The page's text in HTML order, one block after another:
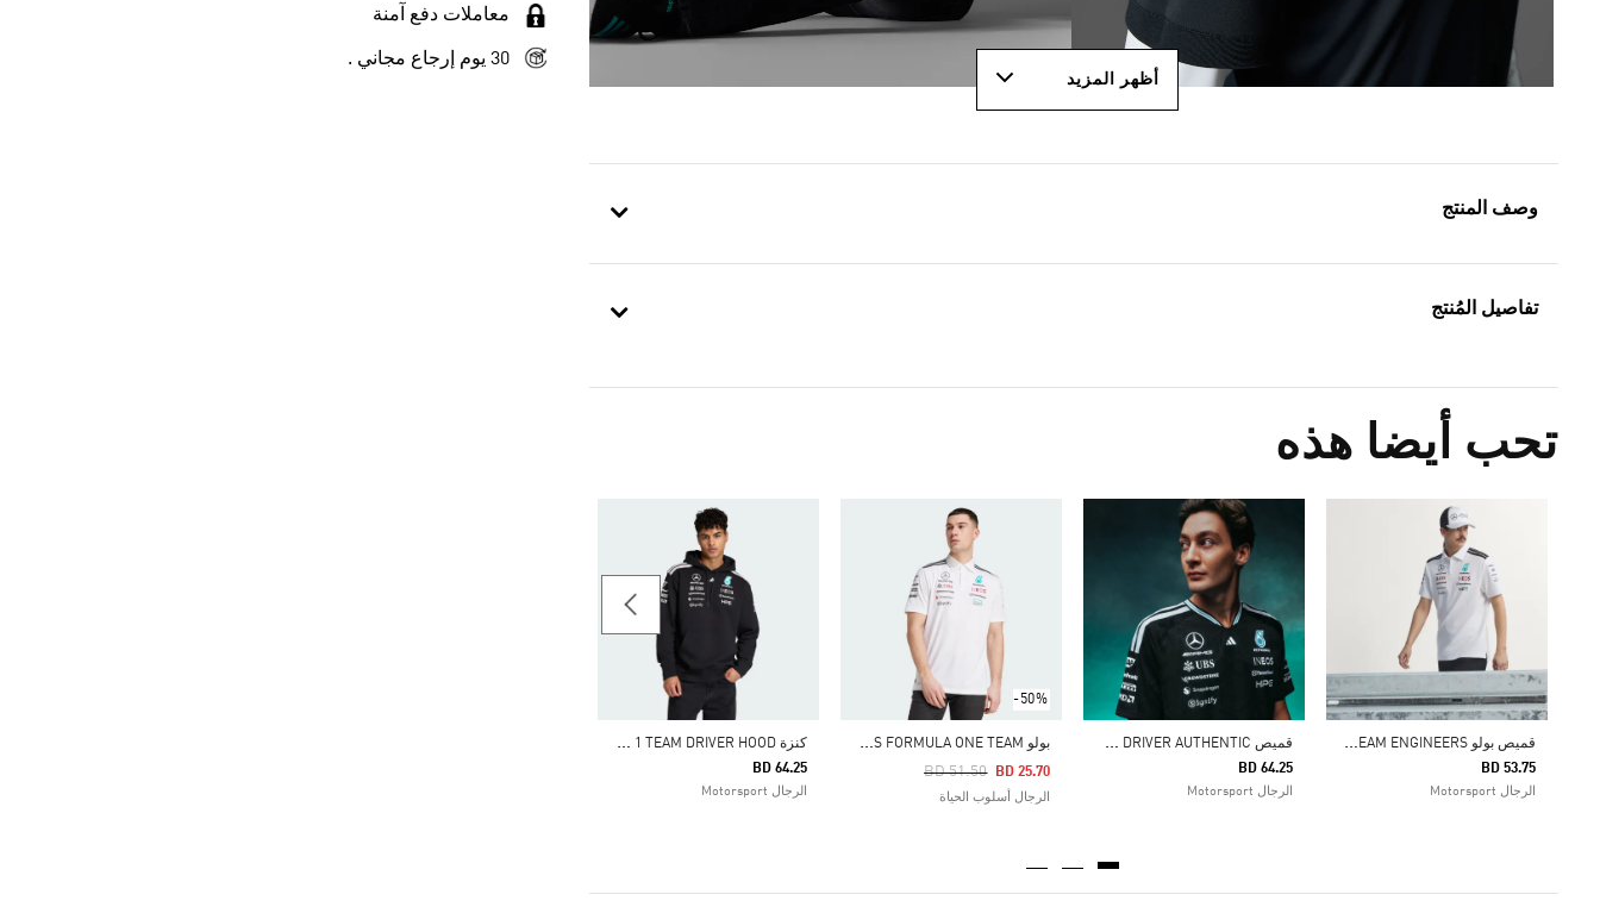
أظهر المزيد
وصف المنتج
تفاصيل المُنتج
تحب أيضا هذه
ق
ميص بولو MERCEDES - AMG PETRONAS FORMULA 1 TEAM ENGINEERS
BD 53.75
الرجال Motorsport
ق
ميص MERCEDES - AMG PETRONAS FORMULA 1 TEAM DRIVER AUTHENTIC
BD 64.25
الرجال Motorsport
-50%
ب
ولو MERCEDES - AMG PETRONAS FORMULA ONE TEAM
Price Reduced From
BD 51.50
To BD 25.70
الرجال أسلوب الحياة
ك
نزة MERCEDES - AMG PETRONAS FORMULA 1 TEAM DRIVER HOOD
BD 64.25
الرجال Motorsport
Price Reduced From
معاملات دفع آمنة
30 يوم إرجاع مجاني .